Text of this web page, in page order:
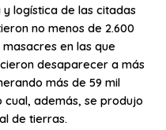
logística de las citadas
no menos de 2.600
en las que
desaparecer a más
más de 59 mil
además, se produjo
de tierras.